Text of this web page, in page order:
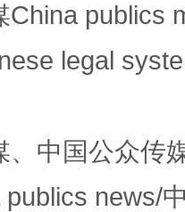
作China publics
legal
、中国公众传
publics news/